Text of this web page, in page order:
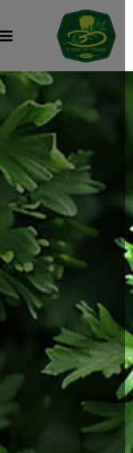
לתוכן